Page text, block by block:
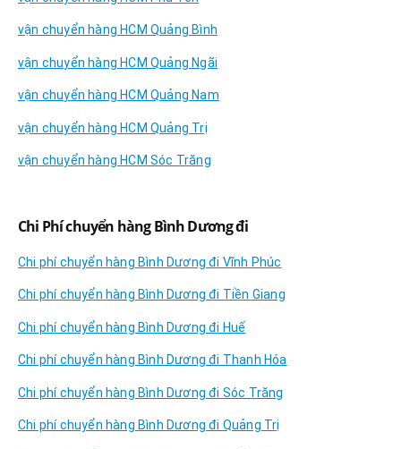
vận chuyển hàng HCM Quảng Bình
vận chuyển hàng HCM Quảng Ngãi
vận chuyển hàng HCM Quảng Nam
vận chuyển hàng HCM Quảng Trị
vận chuyển hàng HCM Sóc Trăng
Chi Phí chuyển hàng Bình Dương đi
Chi phí chuyển hàng Bình Dương đi Vĩnh Phúc
Chi phí chuyển hàng Bình Dương đi Tiền Giang
Chi phí chuyển hàng Bình Dương đi Huế
Chi phí chuyển hàng Bình Dương đi Thanh Hóa
Chi phí chuyển hàng Bình Dương đi Sóc Trăng
Chi phí chuyển hàng Bình Dương đi Quảng Trị